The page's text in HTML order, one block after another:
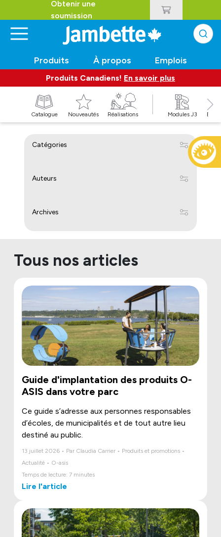
Obtenir une
soumission
Produits À propos Emplois
Produits Canadiens! En savoir plus
Catalogue Nouveautés Réalisations Modules J3
Catégories
Auteurs
Archives
Tous nos articles
Guide d'implantation des produits O-
ASIS dans votre parc
Ce guide s’adresse aux personnes responsables
d’écoles, de municipalités et de tout autre lieu
destiné au public.
13 juillet 2026 • Par Claudia Carrier • Produits et promotions •
Actualité • O-asis
Temps de lecture: 7 minutes
Lire l'article